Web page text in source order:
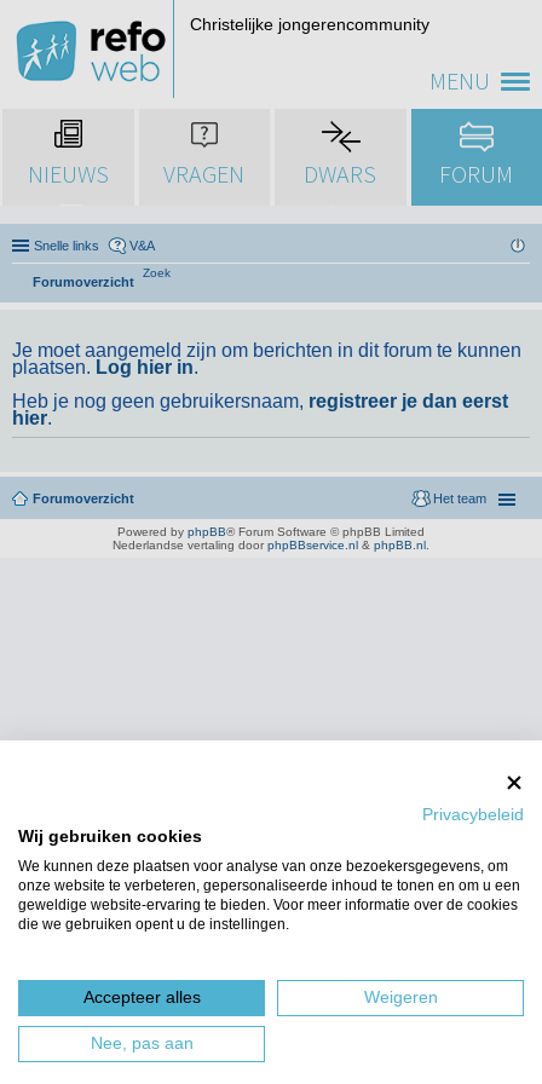
MENU
Christelijke jongerencommunity
NIEUWS VRAGEN DWARS FORUM
Snelle links V&A
Forumoverzicht
Zoek
Je moet aangemeld zijn om berichten in dit forum te kunnen
plaatsen. Log hier in.
Heb je nog geen gebruikersnaam, registreer je dan eerst
hier.
Forumoverzicht Het team
Powered by phpBB® Forum Software © phpBB Limited
Nederlandse vertaling door phpBBservice.nl & phpBB.nl
Privacybeleid
Wij gebruiken cookies
We kunnen deze plaatsen voor analyse van onze bezoekersgegevens, om
onze website te verbeteren, gepersonaliseerde inhoud te tonen en om u een
geweldige website-ervaring te bieden. Voor meer informatie over de cookies
die we gebruiken opent u de instellingen.
Accepteer alles Weigeren
Nee, pas aan